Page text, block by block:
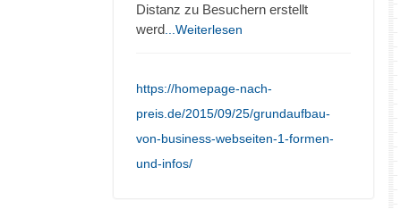
Distanz zu Besuchern erstellt
werd ...Weiterlesen
https://homepage-nach-
preis.de/2015/09/25/grundaufbau-
von-business-webseiten-1-formen-
und-infos/